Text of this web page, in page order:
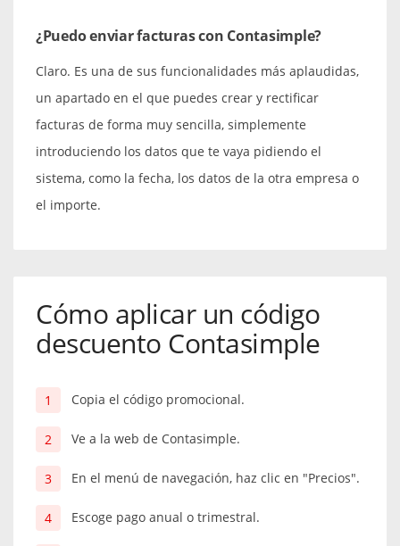
¿Puedo enviar facturas con Contasimple?
Claro. Es una de sus funcionalidades más aplaudidas,
un apartado en el que puedes crear y rectificar
facturas de forma muy sencilla, simplemente
introduciendo los datos que te vaya pidiendo el
sistema, como la fecha, los datos de la otra empresa o
el importe.
Cómo aplicar un código
descuento Contasimple
Copia el código promocional.
Ve a la web de Contasimple.
En el menú de navegación, haz clic en "Precios".
Escoge pago anual o trimestral.